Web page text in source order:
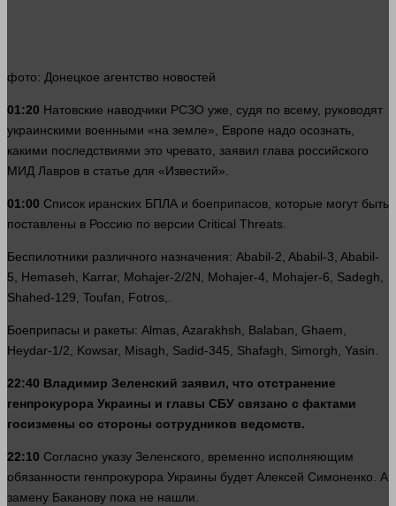
фото: Донецкое агентство новостей
01:20 Натовские наводчики РСЗО уже, судя по всему, руководят
украинскими военными «на земле», Европе надо осознать,
какими последствиями это чревато, заявил глава российского
МИД Лавров в статье для «Известий».
01:00 Список иранских БПЛА и боеприпасов, которые могут быть
поставлены в Россию по версии Critical Threats.
Беспилотники различного назначения: Ababil-2, Ababil-3, Ababil-
5, Hemaseh, Karrar, Mohajer-2/2N, Mohajer-4, Mohajer-6, Sadegh,
Shahed-129, Toufan, Fotros,.
Боеприпасы и ракеты: Almas, Azarakhsh, Balaban, Ghaem,
Heydar-1/2, Kowsar, Misagh, Sadid-345, Shafagh, Simorgh, Yasin.
22:40 Владимир Зеленский заявил, что отстранение
генпрокурора Украины и главы СБУ связано с фактами
госизмены со стороны сотрудников ведомств.
22:10 Согласно указу Зеленского, временно исполняющим
обязанности генпрокурора Украины будет Алексей Симоненко. А
замену Баканову пока не нашли.